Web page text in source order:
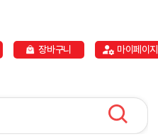
장바구니 마이페이지